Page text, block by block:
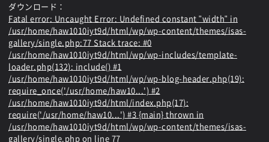
ダウンロード：
Fatal error: Uncaught Error: Undefined constant "width" in
/usr/home/haw1010iyt9d/html/wp/wp-content/themes/isas-
gallery/single.php:77 Stack trace: #0
/usr/home/haw1010iyt9d/html/wp/wp-includes/template-
loader.php(132): include() #1
/usr/home/haw1010iyt9d/html/wp/wp-blog-header.php(19):
require_once('/usr/home/haw10...') #2
/usr/home/haw1010iyt9d/html/index.php(17):
require('/usr/home/haw10...') #3 {main} thrown in
/usr/home/haw1010iyt9d/html/wp/wp-content/themes/isas-
gallery/single.php on line 77